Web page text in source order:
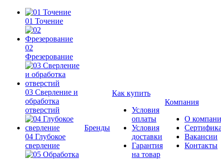
01 Точение
02
Фрезерование
03 Сверление и
обработка
отверстий
04 Глубокое
сверление
Бренды
Как купить
Условия
оплаты
Условия
доставки
Гарантия
на товар
Компания
О
Вакансии
Контакты